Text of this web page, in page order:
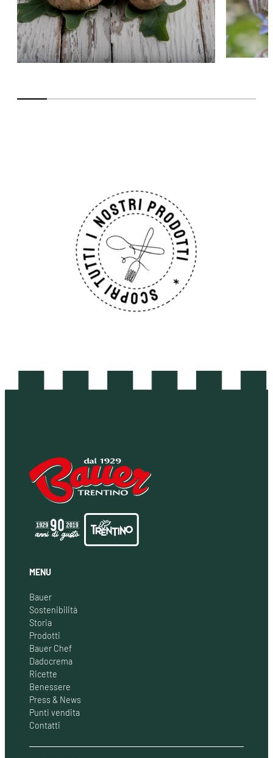
MENU
Bauer
Sostenibilità
Storia
Prodotti
Bauer Chef
Dadocrema
Ricette
Benessere
Press & News
Punti vendita
Contatti